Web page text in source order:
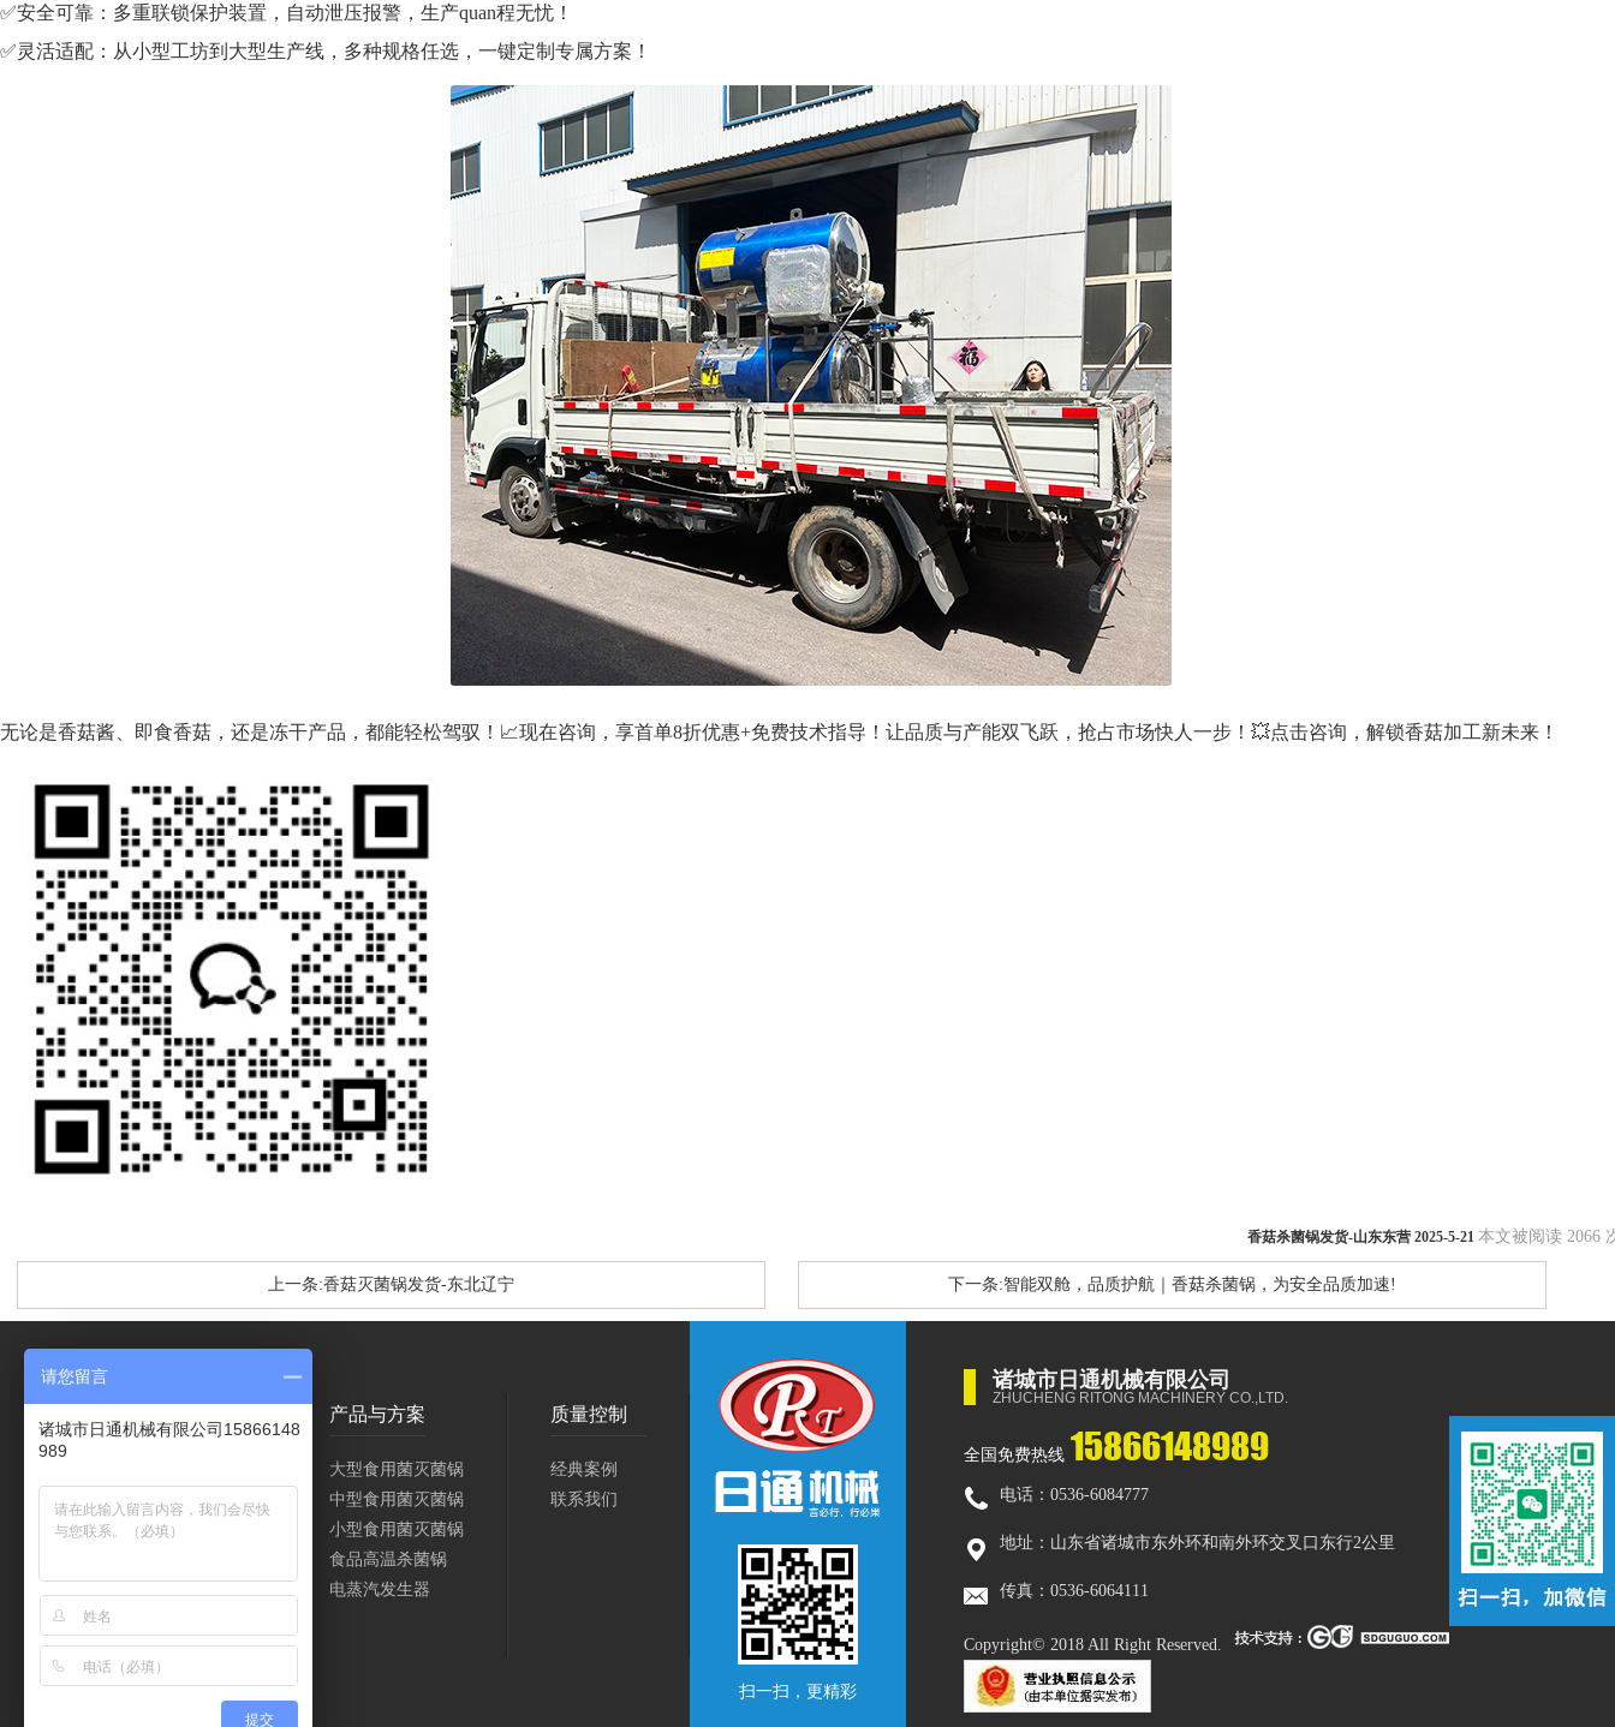
✅安全可靠：多重联锁保护装置，自动泄压报警，生产quan程无忧！
✅灵活适配：从小型工坊到大型生产线，多种规格任选，一键定制专属方案！
无论是香菇酱、即食香菇，还是冻干产品，都能轻松驾驭！📈现在咨询，享首单8折优惠+免费技术指导！让品质与产能双飞跃，抢占市场快人一步！💥点击咨询，解锁香菇加工新未来！
香菇杀菌锅发货-山东东营 2025-5-21 本文被阅读 2066
上一条:香菇灭菌锅发货-东北辽宁 下一条:智能双舱，品质护航｜香菇杀菌锅，为安全品质加速!
厂容厂貌
服务支持
产品与方案
大型食用菌灭菌锅
中型食用菌灭菌锅
小型食用菌灭菌锅
食品高温杀菌锅
电蒸汽发生器
质量控制
经典案例
联系我们
扫一扫，更精彩
诸城市日通机械有限公司
ZHUCHENG RITONG MACHINERY CO.,LTD.
全国免费热线 15866148989
电话：0536-6084777
地址：山东省诸城市东外环和南外环交叉口东行2公里
传真：0536-6064111
Copyright© 2018 All Right Reserved.
请您留言
诸城市日通机械有限公司15866148
989
提交